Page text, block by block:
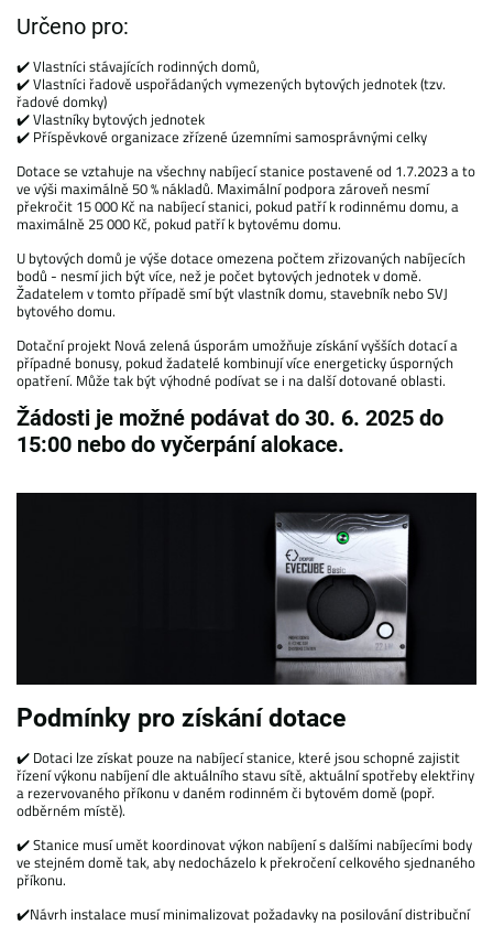
Určeno pro:
✔️ Vlastníci stávajících rodinných domů,
✔️ Vlastníci řadově uspořádaných vymezených bytových jednotek (tzv.
řadové domky)
✔️ Vlastníky bytových jednotek
✔️ Příspěvkové organizace zřízené územními samosprávnými celky
Dotace se vztahuje na všechny nabíjecí stanice postavené od 1.7.2023 a to
ve výši maximálně 50 % nákladů. Maximální podpora zároveň nesmí
překročit 15 000 Kč na nabíjecí stanici, pokud patří k rodinnému domu, a
maximálně 25 000 Kč, pokud patří k bytovému domu.
U bytových domů je výše dotace omezena počtem zřizovaných nabíjecích
bodů - nesmí jich být více, než je počet bytových jednotek v domě.
Žadatelem v tomto případě smí být vlastník domu, stavebník nebo SVJ
bytového domu.
Dotační projekt Nová zelená úsporám umožňuje získání vyšších dotací a
případné bonusy, pokud žadatelé kombinují více energeticky úsporných
opatření. Může tak být výhodné podívat se i na další dotované oblasti.
Žádosti je možné podávat do 30. 6. 2025 do
15:00 nebo do vyčerpání alokace.
Podmínky pro získání dotace
✔️ Dotaci lze získat pouze na nabíjecí stanice, které jsou schopné zajistit
řízení výkonu nabíjení dle aktuálního stavu sítě, aktuální spotřeby elektřiny
a rezervovaného příkonu v daném rodinném či bytovém domě (popř.
odběrném místě).
✔️ Stanice musí umět koordinovat výkon nabíjení s dalšími nabíjecími body
ve stejném domě tak, aby nedocházelo k překročení celkového sjednaného
příkonu.
✔️Návrh instalace musí minimalizovat požadavky na posilování distribuční